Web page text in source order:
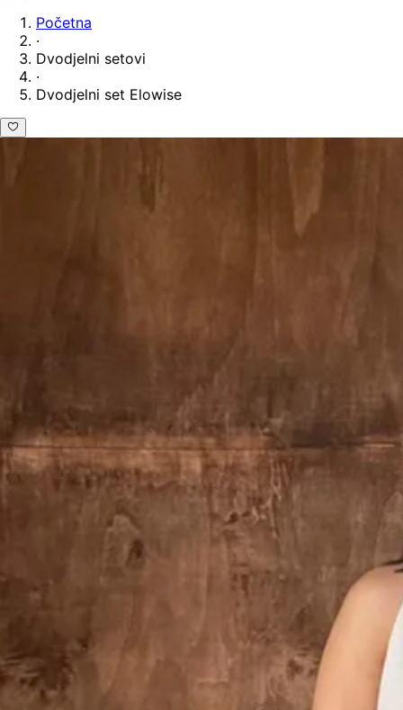
Početna
·
Dvodjelni setovi
·
Dvodjelni set Elowise